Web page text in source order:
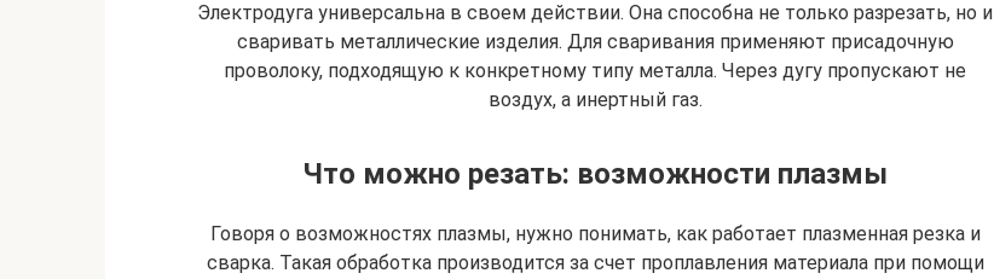
Электродуга универсальна в своем действии. Она способна не только разрезать, но и
сваривать металлические изделия. Для сваривания применяют присадочную
проволоку, подходящую к конкретному типу металла. Через дугу пропускают не
воздух, а инертный газ.
Что можно резать: возможности плазмы
Говоря о возможностях плазмы, нужно понимать, как работает плазменная резка и
сварка. Такая обработка производится за счет проплавления материала при помощи